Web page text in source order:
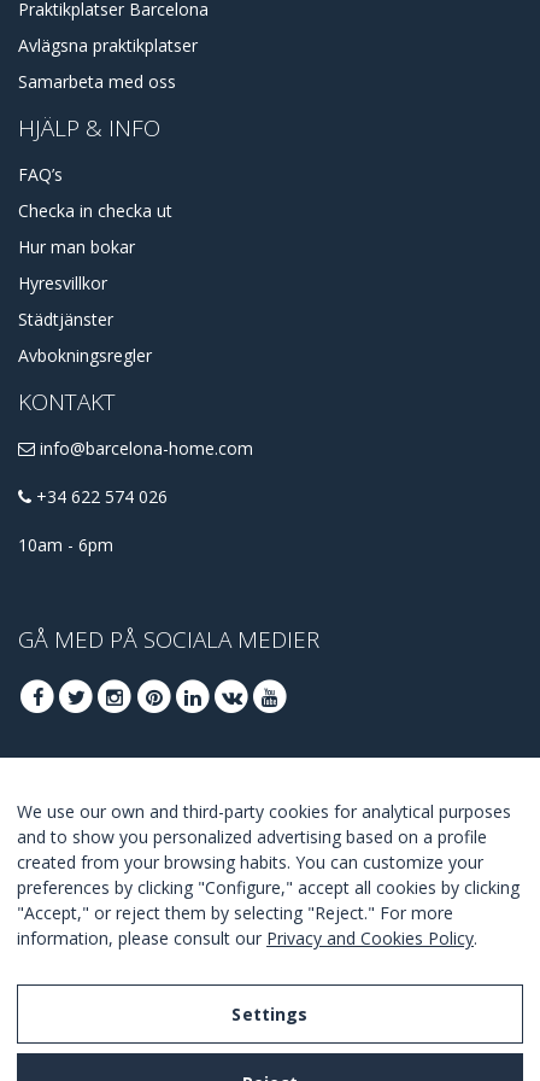
Praktikplatser Barcelona
Avlägsna praktikplatser
Samarbeta med oss
HJÄLP & INFO
FAQ’s
Checka in checka ut
Hur man bokar
Hyresvillkor
Städtjänster
Avbokningsregler
KONTAKT
info@barcelona-home.com
+34 622 574 026
10am - 6pm
GÅ MED PÅ SOCIALA MEDIER
ERBJUDANDENA
GÅ MED
I Agree with the terms and conditions
We use our own and third-party cookies for analytical purposes
and to show you personalized advertising based on a profile
created from your browsing habits. You can customize your
preferences by clicking "Configure," accept all cookies by clicking
"Accept," or reject them by selecting "Reject." For more
information, please consult our Privacy and Cookies Policy.
Settings
Legal Notice